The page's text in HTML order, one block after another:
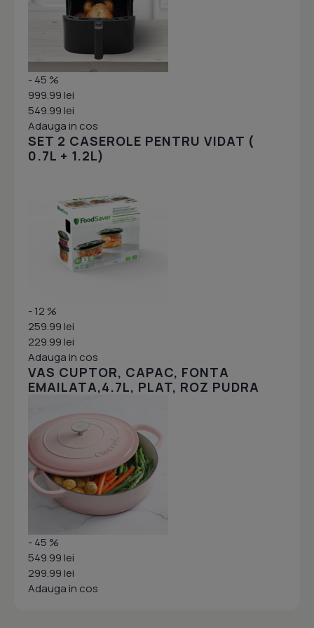
- 45 %
999.99 lei
549.99 lei
Adauga in cos
SET 2 CASEROLE PENTRU VIDAT (
0.7L + 1.2L)
- 12 %
259.99 lei
229.99 lei
Adauga in cos
VAS CUPTOR, CAPAC, FONTA
EMAILATA,4.7L, PLAT, ROZ PUDRA
- 45 %
549.99 lei
299.99 lei
Adauga in cos